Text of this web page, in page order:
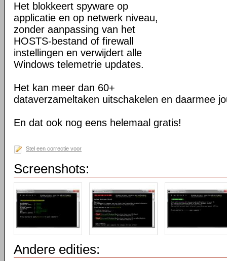
Het blokkeert spyware op
applicatie en op netwerk niveau,
zonder aanpassing van het
HOSTS-bestand of firewall
instellingen en verwijdert alle
Windows telemetrie updates.
Het kan meer dan 60+
dataverzameltaken uitschakelen en daarmee
En dat ook nog eens helemaal gratis!
Stel een correctie voor
Screenshots:
Andere edities: